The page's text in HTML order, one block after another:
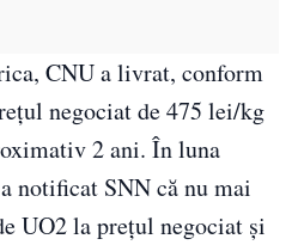
CNU a livrat, conform
negociat de 475 lei/kg
2 ani. În luna
notificat SNN că nu mai
UO2 la preţul negociat şi